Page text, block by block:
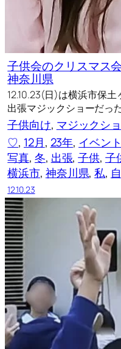
子供会のクリスマス
神奈川県
12.10.23(日)は横浜市保
出張マジックショーだっ
子供向け, マジックシ
♡, 12月, 23年, イベント
写真, 冬, 出張, 子供, 子
横浜市, 神奈川県, 私,
12.10.23